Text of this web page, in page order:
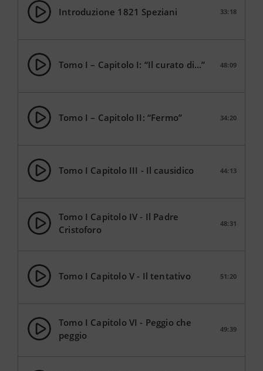
Introduzione 1821 Speziani 33:18
Tomo I – Capitolo I: “Il curato di…” 48:09
Tomo I – Capitolo II: “Fermo” 34:20
Tomo I Capitolo III - Il causidico 44:13
Tomo I Capitolo IV - Il Padre
Cristoforo
48:31
Tomo I Capitolo V - Il tentativo 51:20
Tomo I Capitolo VI - Peggio che
peggio
49:39